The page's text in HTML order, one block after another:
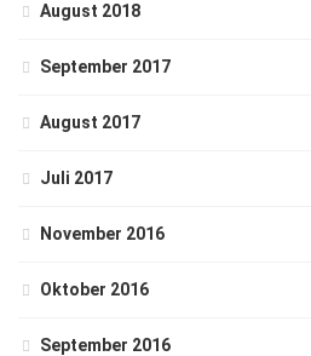
August 2018
September 2017
August 2017
Juli 2017
November 2016
Oktober 2016
September 2016